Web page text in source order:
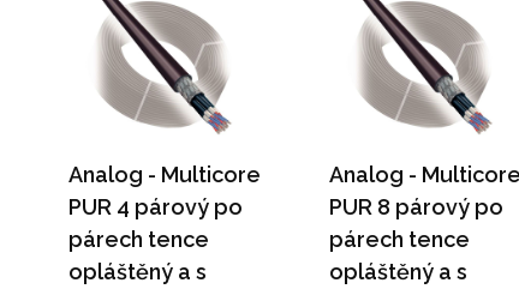
Analog - Multicore
PUR 4 párový po
párech tence
opláštěný a s
Analog - Multicore
PUR 8 párový po
párech tence
opláštěný a s